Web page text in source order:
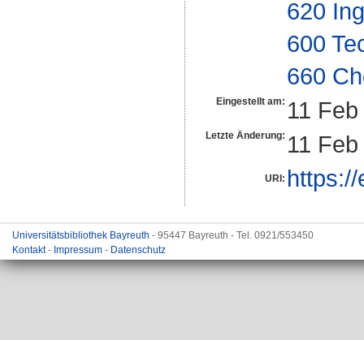
620
600
660
Eingestellt am: 11
Letzte Änderung: 11
URI:
Universitätsbibliothek Bayreuth - 95447 Bayreuth - Tel. 0921/553450
Kontakt- Impressum - Datenschutz